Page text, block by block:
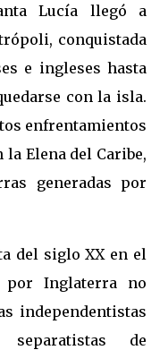
Lucía llegó a
conquistada
e ingleses hasta
con la isla.
enfrentamientos
Elena del Caribe,
generadas por
del siglo XX en el
por Inglaterra no
independentistas
de